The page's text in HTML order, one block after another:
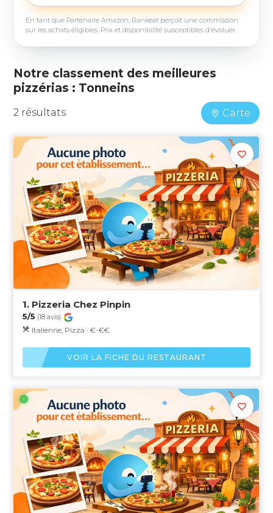
En tant que Partenaire Amazon, Rankeat perçoit une commission
sur les achats éligibles. Prix et disponibilité susceptibles d'évoluer.
Notre classement des meilleures
pizzérias : Tonneins
2 résultats Carte
1. Pizzeria Chez Pinpin
5/5 (18 avis)
Italienne, Pizza · €-€€
VOIR LA FICHE DU RESTAURANT